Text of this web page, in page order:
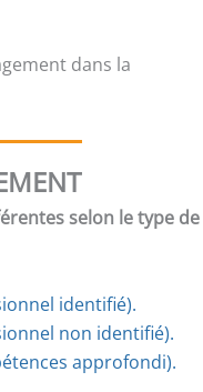
dans la
selon le type de
identifié).
non identifié).
approfondi).